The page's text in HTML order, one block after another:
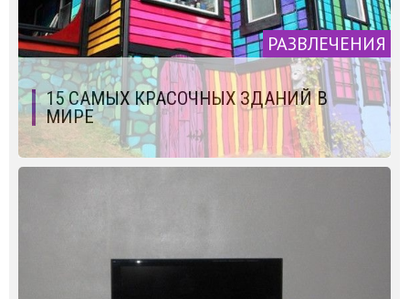
РАЗВЛЕЧЕНИЯ
15 САМЫХ КРАСОЧНЫХ ЗДАНИЙ В
МИРЕ